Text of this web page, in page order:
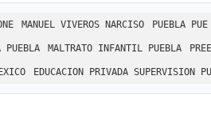
MANUEL VIVEROS NARCISO PUEBLA PUE
PUEBLA MALTRATO INFANTIL PUEBLA
EDUCACION PRIVADA SUPERVISION